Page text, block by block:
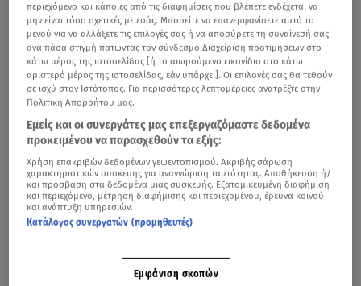
περιεχόμενο και κάποιες από τις διαφημίσεις που βλέπετε ενδέχεται να
μην είναι τόσο σχετικές με εσάς. Μπορείτε να επανεμφανίσετε αυτό το
μενού για να αλλάξετε τις επιλογές σας ή να αποσύρετε τη συναίνεσή σας
ανά πάσα στιγμή πατώντας τον σύνδεσμο Διαχείριση προτιμήσεων στο
κάτω μέρος της ιστοσελίδας [ή το αιωρούμενο εικονίδιο στο κάτω
αριστερό μέρος της ιστοσελίδας, εάν υπάρχει]. Οι επιλογές σας θα τεθούν
σε ισχύ στον Ιστότοπος. Για περισσότερες λεπτομέρειες ανατρέξτε στην
Πολιτική Απορρήτου μας.
Εμείς και οι συνεργάτες μας επεξεργαζόμαστε δεδομένα
προκειμένου να παρασχεθούν τα εξής:
Χρήση επακριβών δεδομένων γεωεντοπισμού. Ακριβής σάρωση
χαρακτηριστικών συσκευής για αναγνώριση ταυτότητας. Αποθήκευση ή/
και πρόσβαση στα δεδομένα μιας συσκευής. Εξατομικευμένη διαφήμιση
και περιεχόμενο, μέτρηση διαφήμισης και περιεχομένου, έρευνα κοινού
και ανάπτυξη υπηρεσιών.
Κατάλογος συνεργατών (προμηθευτές)
Εμφάνιση σκοπών